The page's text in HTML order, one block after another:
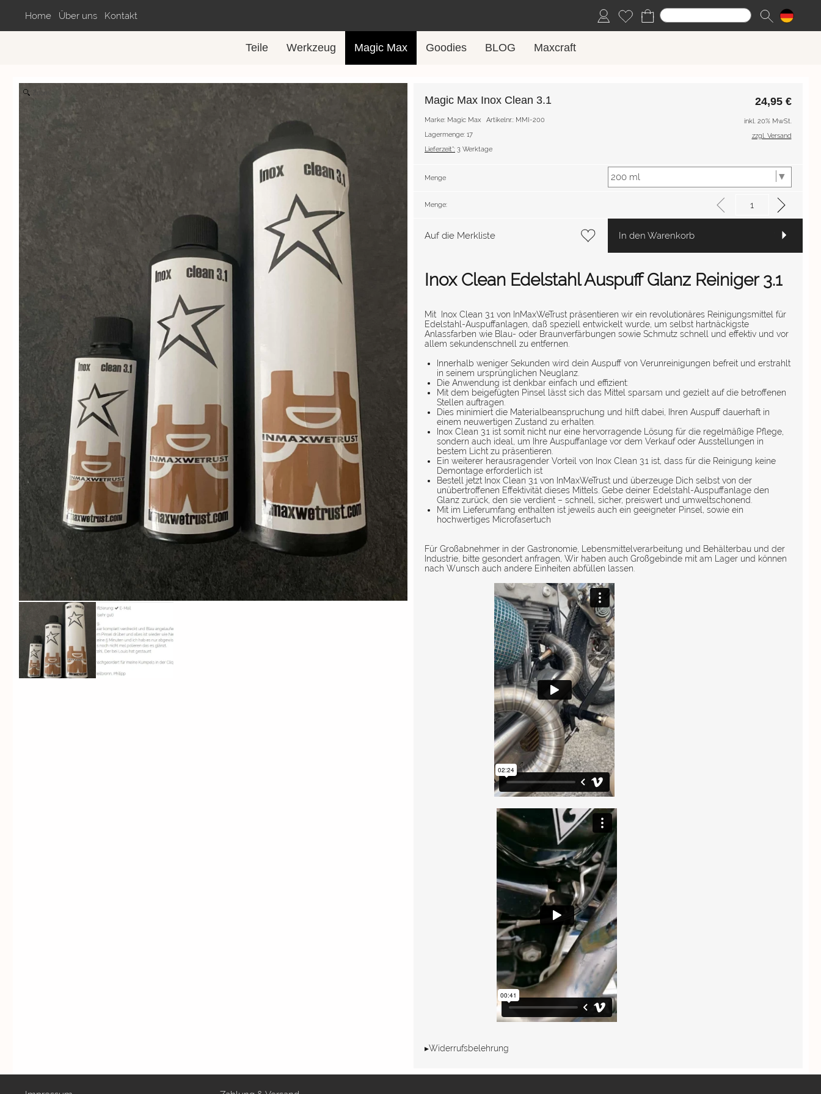
Home Über uns Kontakt
Teile Werkzeug Magic Max Goodies BLOG Maxcraft
Zoom
24,95€
Magic Max Inox Clean 3.1
Marke: Magic Max Artikelnr.: MMI-200
Lagermenge: 17
Lieferzeit*: 3 Werktage
inkl. 20% MwSt.
zzgl. Versand
Menge
Menge:
Auf die Merkliste In den Warenkorb
Inox Clean Edelstahl Auspuff Glanz Reiniger 3.1
Mit Inox Clean 3.1 von InMaxWeTrust präsentieren wir ein revolutionäres Reinigungsmittel für
Edelstahl-Auspuffanlagen, daß speziell entwickelt wurde, um selbst hartnäckigste
Anlassfarben wie Blau- oder Braunverfärbungen sowie Schmutz schnell und effektiv und vor
allem sekundenschnell zu entfernen.
Innerhalb weniger Sekunden wird dein Auspuff von Verunreinigungen befreit und erstrahlt
in seinem ursprünglichen Neuglanz.
Die Anwendung ist denkbar einfach und effizient:
Mit dem beigefügten Pinsel lässt sich das Mittel sparsam und gezielt auf die betroffenen
Stellen auftragen.
Dies minimiert die Materialbeanspruchung und hilft dabei, Ihren Auspuff dauerhaft in
einem neuwertigen Zustand zu erhalten.
Inox Clean 3.1 ist somit nicht nur eine hervorragende Lösung für die regelmäßige Pflege,
sondern auch ideal, um Ihre Auspuffanlage vor dem Verkauf oder Ausstellungen in
bestem Licht zu präsentieren.
Ein weiterer herausragender Vorteil von Inox Clean 3.1 ist, dass für die Reinigung keine
Demontage erforderlich ist
Bestell jetzt Inox Clean 3.1 von InMaxWeTrust und überzeuge Dich selbst von der
unübertroffenen Effektivität dieses Mittels. Gebe deiner Edelstahl-Auspuffanlage den
Glanz zurück, den sie verdient – schnell, sicher, preiswert und umweltschonend.
Mit im Lieferumfang enthalten ist jeweils auch ein geeigneter Pinsel, sowie ein
hochwertiges Microfasertuch
Für Großabnehmer in der Gastronomie, Lebensmittelverarbeitung und Behälterbau und der
Industrie, bitte gesondert anfragen, Wir haben auch Großgebinde mit am Lager und können
nach Wunsch auch andere Einheiten abfüllen lassen.
▸Widerrufsbelehrung